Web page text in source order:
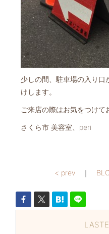
少しの間、駐車場の入り
けします。
ご来店の際はお気をつけて
さくら市 美容室、peri
< prev ｜